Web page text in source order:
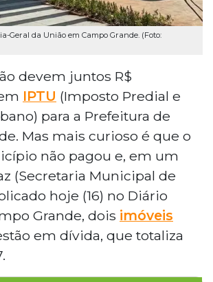
Geral da União em Campo Grande. (Foto:
devem juntos R$
IPTU (Imposto Predial e
para a Prefeitura de
Mas mais curioso é que o
não pagou e, em um
(Secretaria Municipal de
hoje (16) no Diário
Grande, dois imóveis
em dívida, que totaliza